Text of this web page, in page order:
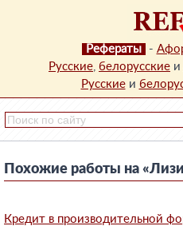
Рефераты -
Русские, белорусские и
Русскиеи
Похожие работы на
Кредит в производительной